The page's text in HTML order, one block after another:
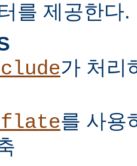
를 제공한다.
가 처리
를 사용